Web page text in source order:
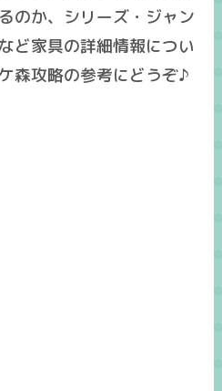
のか、シリーズ・ジャン
ど家具の詳細情報につい
森攻略の参考にどうぞ♪